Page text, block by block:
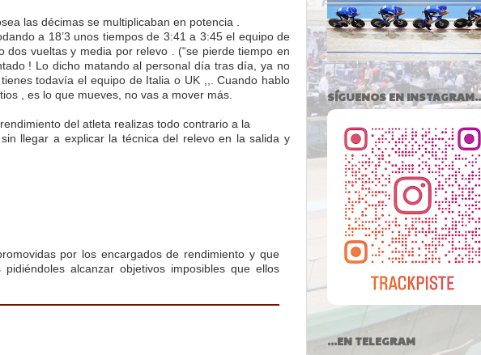
las décimas se multiplicaban en potencia .
a 18’3 unos tiempos de 3:41 a 3:45 el equipo de
dos vueltas y media por relevo . (“se pierde tiempo en
! Lo dicho matando al personal día tras día, ya no
todavía el equipo de Italia o UK ,,. Cuando hablo
, es lo que mueves, no vas a mover más.
del atleta realizas todo contrario a la
llegar a explicar la técnica del relevo en la salida y
por los encargados de rendimiento y que
alcanzar objetivos imposibles que ellos
SÍGUENOS EN
...EN TELEGRAM